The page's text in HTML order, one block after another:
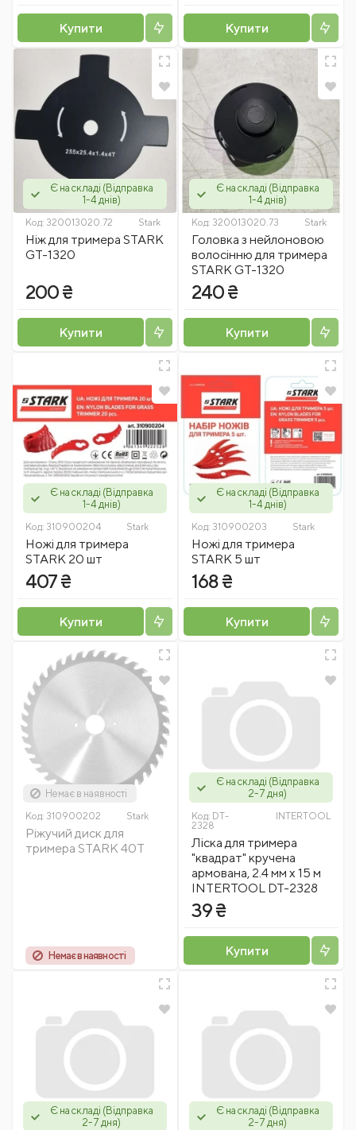
Купити Купити
Є на складі (Відправка
1-4 днів)
Код: 320013020.72 Stark
Ніж для тримера STARK
GT-1320
200 ₴
Купити
Є на складі (Відправка
1-4 днів)
Код: 320013020.73 Stark
Головка з нейлоновою
волосінню для тримера
STARK GT-1320
240 ₴
Купити
Є на складі (Відправка
1-4 днів)
Код: 310900204 Stark
Ножі для тримера
STARK 20 шт
407 ₴
Купити
Є на складі (Відправка
1-4 днів)
Код: 310900203 Stark
Ножі для тримера
STARK 5 шт
168 ₴
Купити
Немає в наявності
Код: 310900202 Stark
Ріжучий диск для
тримера STARK 40Т
Немає в наявності
Є на складі (Відправка
2-7 дня)
Код: DT-
2328
INTERTOOL
Лiска для тримера
"квадрат" кручена
армована, 2.4 мм x 15 м
INTERTOOL DT-2328
39 ₴
Купити
Є на складі (Відправка
2-7 дня)
Є на складі (Відправка
2-7 дня)